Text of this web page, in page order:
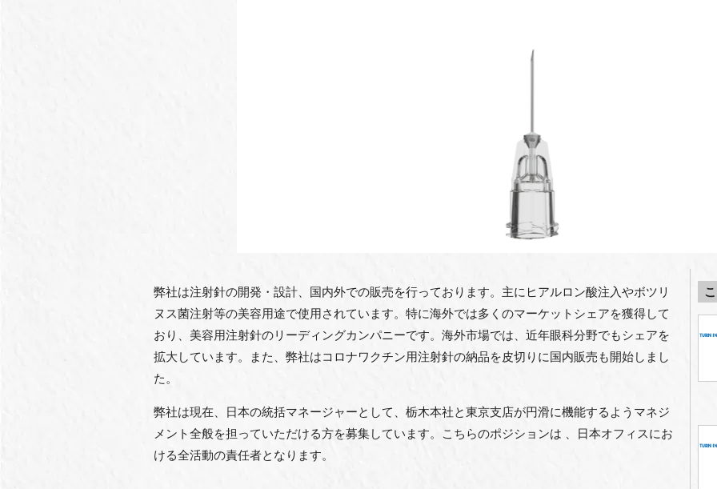
弊社は注射針の開発・設計、国内外での販売を行っております。主にヒアルロン酸注入やボツリ
ヌス菌注射等の美容用途で使用されています。特に海外では多くのマーケットシェアを獲得して
おり、美容用注射針のリーディングカンパニーです。海外市場では、近年眼科分野でもシェアを
拡大しています。また、弊社はコロナワクチン用注射針の納品を皮切りに国内販売も開始しまし
た。
弊社は現在、日本の統括マネージャーとして、栃木本社と東京支店が円滑に機能するようマネジ
メント全般を担っていただける方を募集しています。こちらのポジションは 、日本オフィスにお
ける全活動の責任者となります。